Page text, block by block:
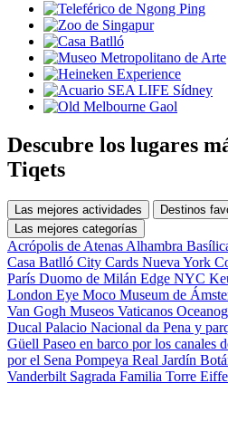
Descubre los lugares
Tiqets
Las mejores actividades
Destinos
Las mejores categorías
Acrópolis de Atenas Alhambra
Casa Batlló City Cards Nueva York
París Duomo de Milán Edge NYC
London Eye Moco Museum de
Van Gogh Museos Vaticanos
Ducal Palacio Nacional da Pena y
Güell Paseo en barco por los canales
por el Sena Pompeya Real Jardín
Vanderbilt Sagrada Familia Torre